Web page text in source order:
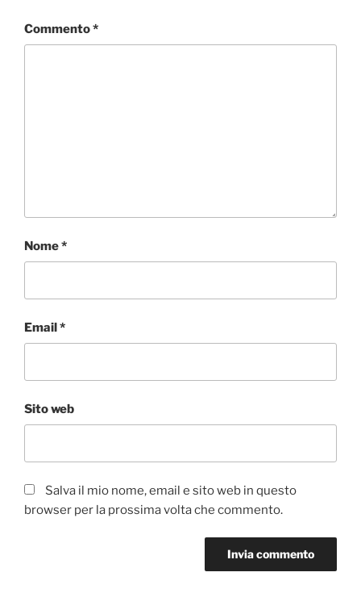
Commento*
Nome*
Email*
Sito web
Salva il mio nome, email e sito web in questo
browser per la prossima volta che commento.